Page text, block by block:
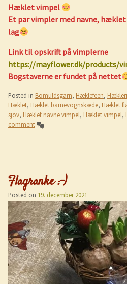
Hæklet vimpel
Et par vimpler med navne,
lag
Link til opskrift på vimplerne
https://mayflower.dk/products/
Bogstaverne er fundet på nettet
Posted in Bomuldsgarn, Hæklefeen,
Hæklet, Hæklet barnevognskæde, Hæklet
sjov, Hæklet navne vimpel, Hæklet vimpel,
comment
Flagranke :-)
Posted on 19. december 2021